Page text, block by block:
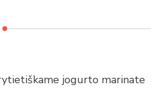
jogurto marinate